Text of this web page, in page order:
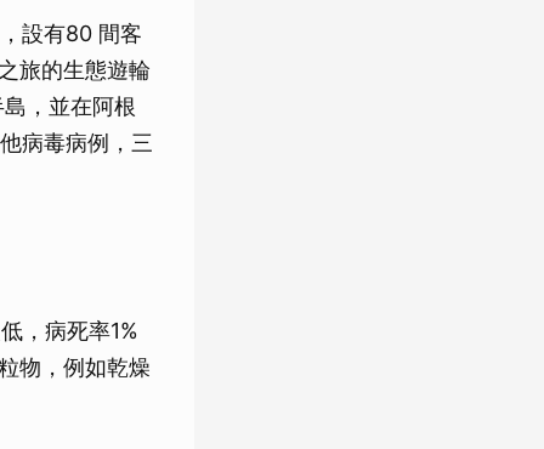
設有80 間客
旅的生態遊輪
，並在阿根
病毒病例，三
，病死率1%
物，例如乾燥